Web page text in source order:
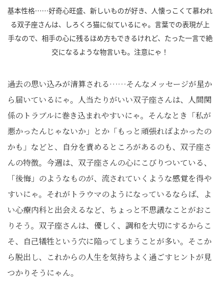
基本性格……好奇心旺盛、新しいものが好き、人懐っこくて慕われ
る双子座さんは、しろくろ猫に似ているにゃ。言葉での表現が上
手なので、相手の心に残るほめ方もできるけれど、たった一言で絶
交になるような物言いも。注意にゃ！
過去の思い込みが清算される……そんなメッセージが星か
ら届いているにゃ。人当たりがいい双子座さんは、人間関
係のトラブルに巻き込まれやすいにゃ。そんなとき「私が
悪かったんじゃないか」とか「もっと頑張ればよかったの
かも」などと、自分を責めるところがあるのも、双子座さ
んの特徴。今週は、双子座さんの心にこびりついている、
「後悔」のようなものが、流されていくような感覚を得や
すいにゃ。それがトラウマのようになっているならば、よ
い心療内科と出会えるなど、ちょっと不思議なことがおこ
りそう。双子座さんは、優しく、調和を大切にするからこ
そ、自己犠牲という穴に陥ってしまうことが多い。そこか
ら脱出し、これからの人生を気持ちよく過ごすヒントが見
つかりそうにゃん。